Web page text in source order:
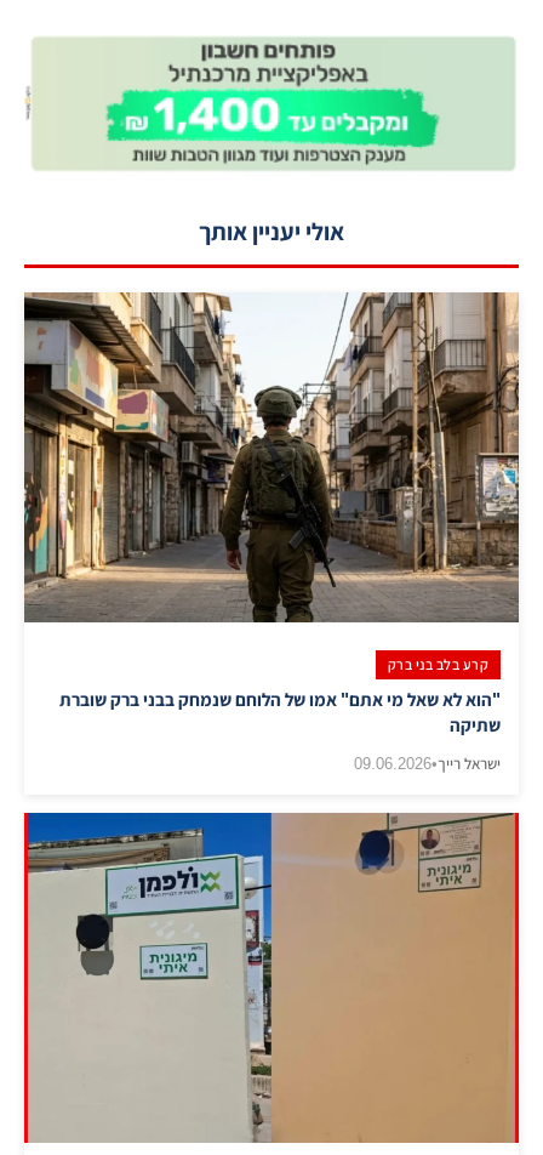
אולי יעניין אותך
קרע בלב בני ברק
"הוא לא שאל מי אתם" אמו של הלוחם שנמחק בבני ברק שוברת
שתיקה
ישראל רייך•
09.06.2026